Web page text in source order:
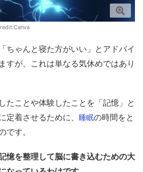
ちゃんと寝た方がいい」とアドバイ
すが、これは単なる気休めではあり
たことや体験したことを「記憶」と
定着させるために、 睡眠の時間をと
です。
憶を整理して脳に書き込むための大